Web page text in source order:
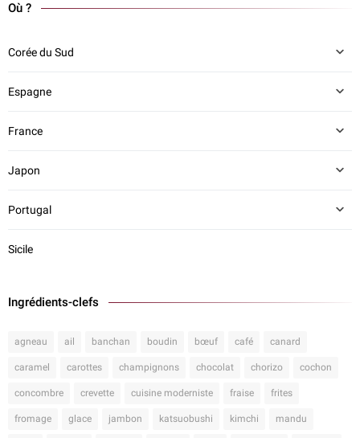
Où ?
Corée du Sud
Espagne
France
Japon
Portugal
Sicile
Ingrédients-clefs
agneau ail banchan boudin bœuf café canard
caramel carottes champignons chocolat chorizo cochon
concombre crevette cuisine moderniste fraise frites
fromage glace jambon katsuobushi kimchi mandu